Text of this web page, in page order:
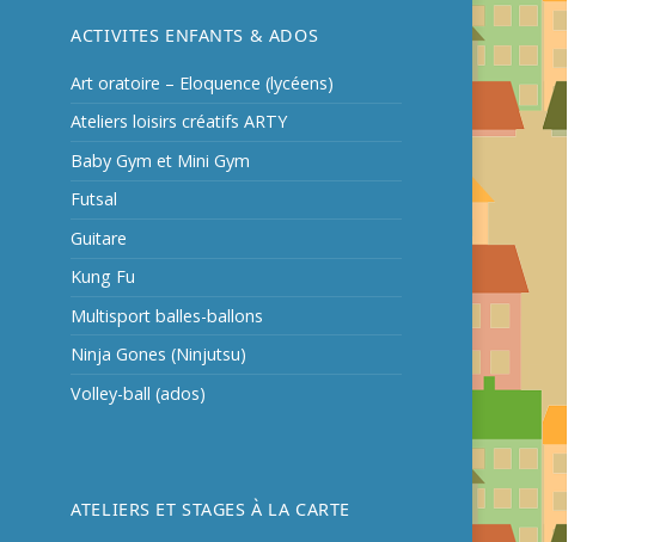
ACTIVITES ENFANTS & ADOS
Art oratoire – Eloquence (lycéens)
Ateliers loisirs créatifs ARTY
Baby Gym et Mini Gym
Futsal
Guitare
Kung Fu
Multisport balles-ballons
Ninja Gones (Ninjutsu)
Volley-ball (ados)
ATELIERS ET STAGES À LA CARTE